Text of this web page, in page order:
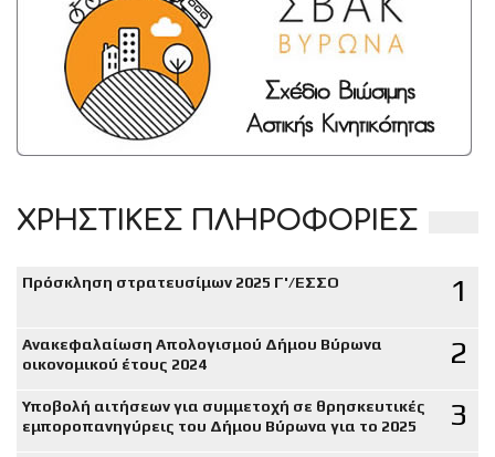
ΧΡΗΣΤΙΚΕΣ ΠΛΗΡΟΦΟΡΙΕΣ
Πρόσκληση στρατευσίμων 2025 Γ'/ΕΣΣΟ 1
Ανακεφαλαίωση Απολογισμού Δήμου Βύρωνα
οικονομικού έτους 2024
2
Υποβολή αιτήσεων για συμμετοχή σε θρησκευτικές
εμποροπανηγύρεις του Δήμου Βύρωνα για το 2025
3